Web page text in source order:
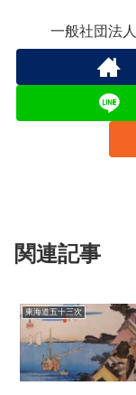
一般社団法
関連記事
東海道五十三次